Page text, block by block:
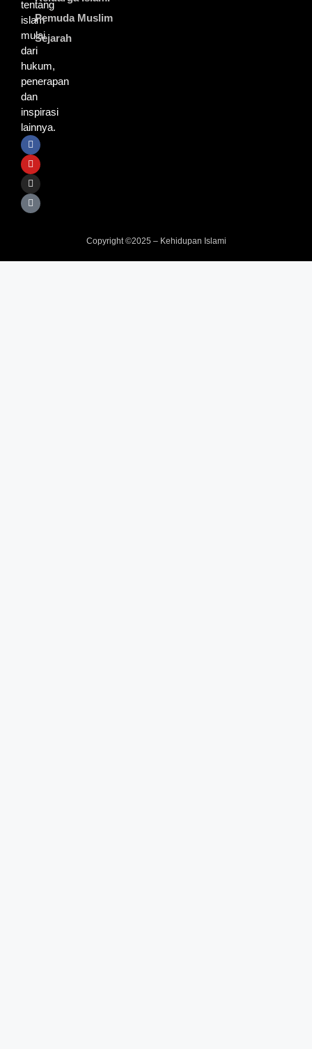
tentang
islam
mulai
dari
hukum,
penerapan
dan
inspirasi
lainnya.
Pemuda Muslim
Sejarah
Copyright ©2025 – Kehidupan Islami